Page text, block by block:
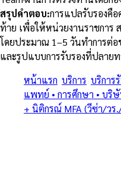
สรุปคำตอบ:การแปลรับรองคื
ท้าย เพื่อให้หน่วยงานราชการ
โดยประมาณ 1–5 วันทำการต่
และรูปแบบการรับรองที่ปลาย
หน้าแรก บริการ บริการ
แพทย์ • การศึกษา • บริ
+ นิติกรณ์ MFA (วีซ่า/วร